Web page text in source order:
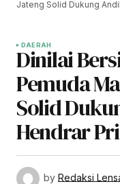
Jateng Solid Dukung
DAERAH
Dinilai
Pemuda
Solid
Hendrar
by Redaksi